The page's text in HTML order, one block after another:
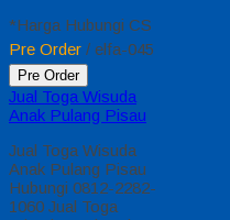
*Harga Hubungi CS
Pre Order / elfa-045
Pre Order
Jual Toga Wisuda
Anak Pulang Pisau
Jual Toga Wisuda
Anak Pulang Pisau
Hubungi 0812-2282-
1060 Jual Toga